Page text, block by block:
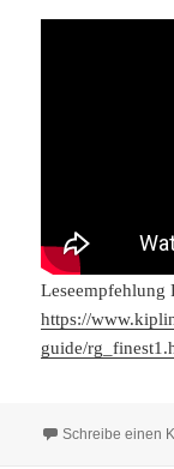
https://
guide/
Schreibe einen